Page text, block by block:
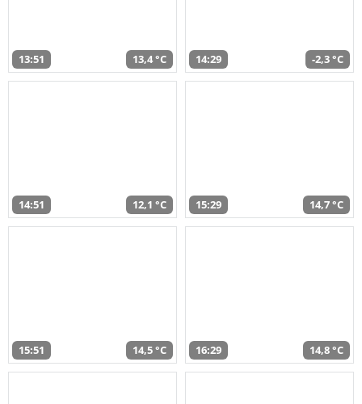
13:51 13,4 °C 14:29 -2,3 °C
14:51 12,1 °C 15:29 14,7 °C
15:51 14,5 °C 16:29 14,8 °C